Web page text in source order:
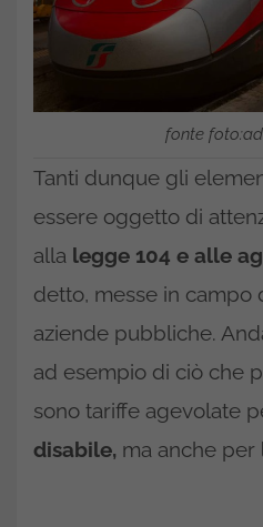
fonte
Tanti dunque gli
essere oggetto di
alla legge 104 e alle
detto, messe in campo
aziende pubbliche.
ad esempio di ciò che
sono tariffe agevolate
disabile, ma anche per